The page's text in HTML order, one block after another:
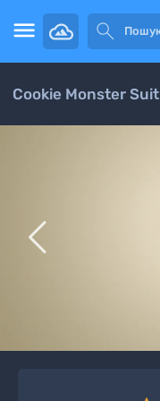
 
Cookie Monster Suit
